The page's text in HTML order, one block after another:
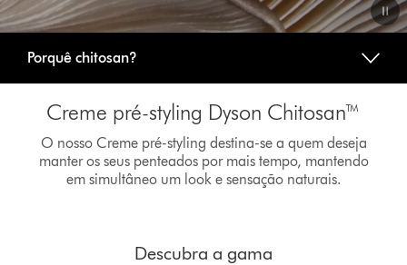
TranscriptPorquê chitosan?
Creme pré-styling Dyson Chitosan™
O nosso Creme pré-styling destina-se a quem deseja
manter os seus penteados por mais tempo, mantendo
em simultâneo um look e sensação naturais.
Descubra a gama